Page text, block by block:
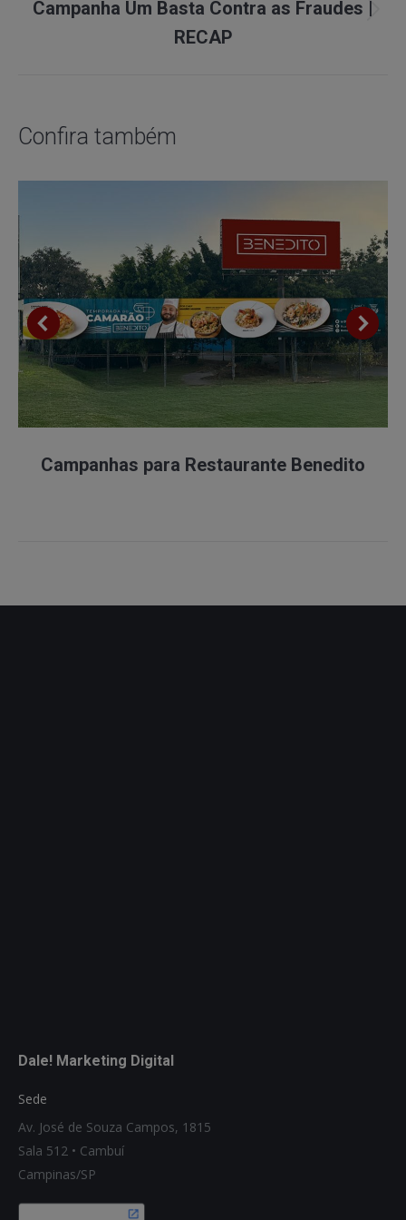
Next
project:
Campanha Um Basta Contra as Fraudes |
RECAP
Confira também
Campanhas para Restaurante Benedito
Dale! Marketing Digital
Sede
Av. José de Souza Campos, 1815
Sala 512 • Cambuí
Campinas/SP